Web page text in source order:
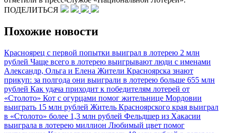
ПОДЕЛИТЬСЯ
Похожие новости
Красноярец с первой попытки выиграл в лотерею 2 млн
рублей Чаще всего в лотерею выигрывают люди с именами
Александр, Ольга и Елена Жители Красноярска знают
прикуп: за полгода они выиграли в лотерею больше 655 млн
рублей Как удача приходит к победителям лотерей от
«Столото» Кот с огурцами помог жительнице Мордовии
выиграть 15 млн рублей Житель Красноярского края выиграл
в «Столото» более 1,3 млн рублей Фельдшер из Хакасии
выиграла в лотерею миллион Любимый цвет помог